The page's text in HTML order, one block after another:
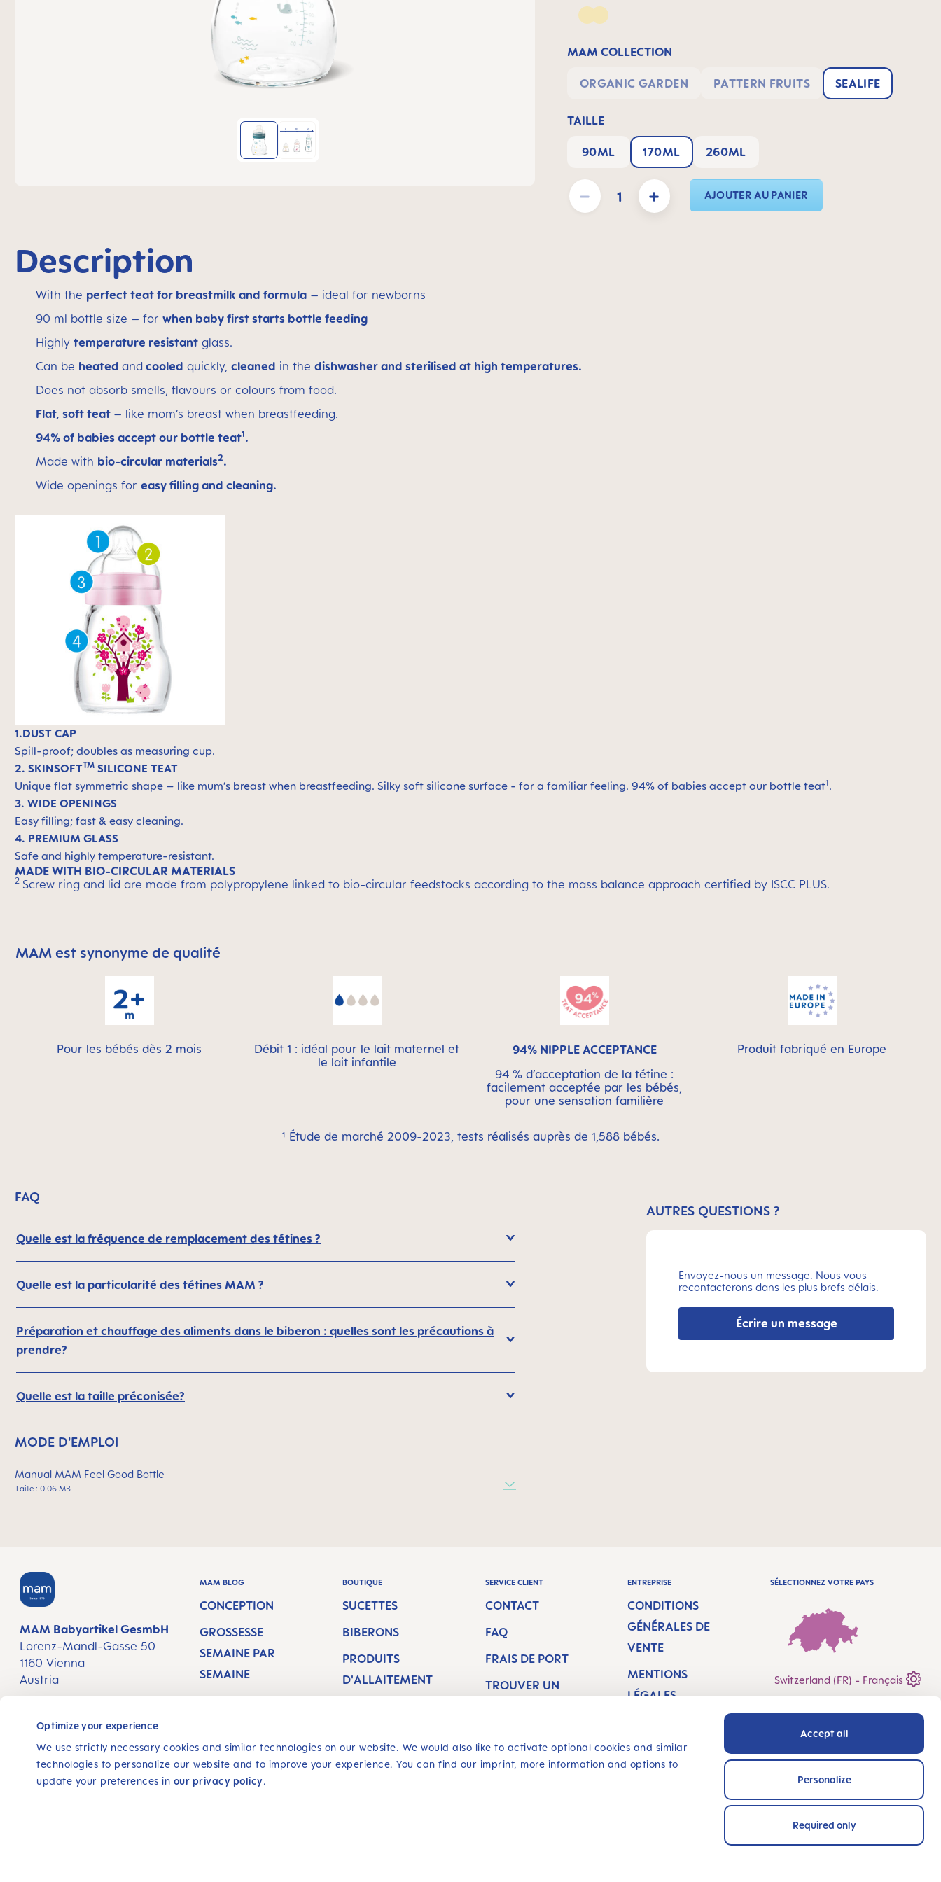
Optimize your experience
We use strictly necessary cookies and similar technologies on our website. We would also like to activate optional cookies and similar
technologies to personalize our website and to improve your experience. You can find our imprint, more information and options to
update your preferences in our privacy policy.
Accept all
Personalize
Required only
Yellow
MAM COLLECTION
ORGANIC GARDEN PATTERN FRUITS SEALIFE
TAILLE
90ML 170ML 260ML
Quantité de produit : Entrez la quantité souhaitée ou utilisez les boutons pour augmenter ou
AJOUTER AU PANIER
Description
With the perfect teat for breastmilk and formula – ideal for newborns
90 ml bottle size – for when baby first starts bottle feeding
Highly temperature resistant glass.
Can be heated and cooled quickly, cleaned in the dishwasher and sterilised at high temperatures.
Does not absorb smells, flavours or colours from food.
Flat, soft teat – like mom’s breast when breastfeeding.
94% of babies accept our bottle teat1.
Made with bio-circular materials2.
Wide openings for easy filling and cleaning.
1.DUST CAP
Spill-proof; doubles as measuring cup.
2. SKINSOFTTM SILICONE TEAT
Unique flat symmetric shape – like mum’s breast when breastfeeding. Silky soft silicone surface - for a familiar feeling. 94% of babies accept our bottle teat1.
3. WIDE OPENINGS
Easy filling; fast & easy cleaning.
4. PREMIUM GLASS
Safe and highly temperature-resistant.
MADE WITH BIO-CIRCULAR MATERIALS
2 Screw ring and lid are made from polypropylene linked to bio-circular feedstocks according to the mass balance approach certified by ISCC PLUS.
Skip MAM Means Quality Icon Bar
MAM est synonyme de qualité
Pour les bébés dès 2 mois
Débit 1 : idéal pour le lait maternel et
le lait infantile
94% NIPPLE ACCEPTANCE
94 % d’acceptation de la tétine :
facilement acceptée par les bébés,
pour une sensation familière
Produit fabriqué en Europe
¹ Étude de marché 2009-2023, tests réalisés auprès de 1,588 bébés.
FAQ
Quelle est la fréquence de remplacement des tétines ?
Quelle est la particularité des tétines MAM ?
Préparation et chauffage des aliments dans le biberon : quelles sont les précautions à
prendre?
Quelle est la taille préconisée?
MODE D'EMPLOI
Manual MAM Feel Good Bottle
Taille : 0.06 MB
AUTRES QUESTIONS ?
Envoyez-nous un message. Nous vous
recontacterons dans les plus brefs délais.
Écrire un message
MAM Babyartikel GesmbH
Lorenz-Mandl-Gasse 50
1160 Vienna
Austria
FACEBOOK
INSTAGRAM
YOUTUBE
MAM BLOG
CONCEPTION
GROSSESSE
SEMAINE PAR
SEMAINE
#PATHTOPARENTH
BOUTIQUE
SUCETTES
BIBERONS
PRODUITS
D'ALLAITEMENT
SERVICE CLIENT
CONTACT
FAQ
FRAIS DE PORT
TROUVER UN
ENTREPRISE
CONDITIONS
GÉNÉRALES DE
VENTE
MENTIONS
LÉGALES
CONFIDENTIALITÉ
DÉCLARATION
D’ACCESSIBILITÉ
SÉLECTIONNEZ VOTRE PAYS
Switzerland (FR) - Français
© 2025, MAM Babyartikel GmbH
ACHAT SÉCURISÉ MOYENS DE PAIEMENT